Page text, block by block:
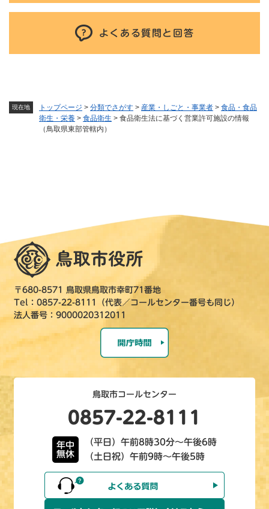
現在地 トップページ > 分類でさがす > 産業・しごと・事業者 > 食品・食品
衛生・栄養 > 食品衛生 > 食品衛生法に基づく営業許可施設の情報
（鳥取県東部管轄内）
よくある質問と回答
〒680-8571 鳥取県鳥取市幸町71番地
Tel：0857-22-8111（代表／コールセンター番号も同じ）
法人番号：9000020312011
鳥取市コールセンター
0857-22-8111
年中
無休
（平日）午前8時30分～午後6時
（土日祝）午前9時～午後5時